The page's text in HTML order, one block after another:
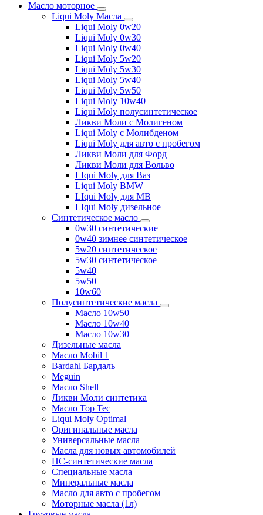
Масло моторное
Liqui Moly Масла
Liqui Moly 0w20
Liqui Moly 0w30
Liqui Moly 0w40
Liqui Moly 5w20
Liqui Moly 5w30
Liqui Moly 5w40
Liqui Moly 5w50
Liqui Moly 10w40
Liqui Moly полусинтетическое
Ликви Моли с Молигеном
Liqui Moly с Молибденом
Liqui Moly для авто с пробегом
Ликви Моли для Форд
Ликви Моли для Вольво
LIqui Moly для Ваз
Liqui Moly BMW
LIqui Moly для MB
LIqui Moly дизельное
Синтетическое масло
0w30 синтетические
0w40 зимнее синтетическое
5w20 синтетическое
5w30 синтетическое
5w40
5w50
10w60
Полусинтетические масла
Масло 10w50
Масло 10w40
Масло 10w30
Дизельные масла
Масло Mobil 1
Bardahl Бардаль
Meguin
Масло Shell
Ликви Моли синтетика
Масло Top Tec
Liqui Moly Optimal
Оригинальные масла
Универсальные масла
Масла для новых автомобилей
HC-синтетические масла
Специальные масла
Минеральные масла
Масло для авто с пробегом
Моторные масла (1л)